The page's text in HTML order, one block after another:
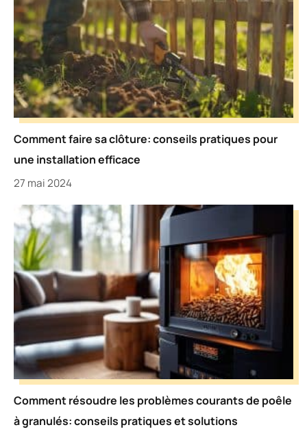
Comment faire sa clôture: conseils pratiques pour
une installation efficace
27 mai 2024
Comment résoudre les problèmes courants de poêle
à granulés: conseils pratiques et solutions